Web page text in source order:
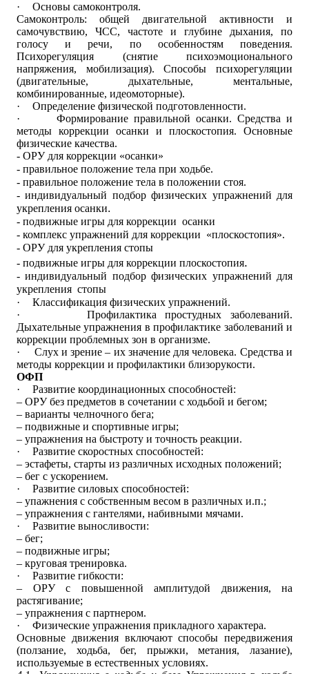
·
Основы самоконтроля.
Самоконтроль: общей двигательной активности и
самочувствию, ЧСС, частоте и глубине дыхания, по
голосу и речи, по особенностям поведения.
Психорегуляция (снятие психоэмоционального
напряжения, мобилизация). Способы психорегуляции
(двигательные, дыхательные, ментальные,
комбинированные, идеомоторные).
·
Определение физической подготовленности.
·
Формирование правильной осанки. Средства и
методы коррекции осанки и плоскостопия. Основные
физические качества.
- ОРУ для коррекции «осанки»
- правильное положение тела при ходьбе.
- правильное положение тела в положении стоя.
- индивидуальный подбор физических упражнений для
укрепления осанки.
- подвижные игры для коррекции осанки
- комплекс упражнений для коррекции «плоскостопия».
- ОРУ для укрепления стопы
- подвижные игры для коррекции плоскостопия.
- индивидуальный подбор физических упражнений для
укрепления стопы
·
Классификация физических упражнений.
·
Профилактика простудных заболеваний.
Дыхательные упражнения в профилактике заболеваний и
коррекции проблемных зон в организме.
·
Слух и зрение – их значение для человека. Средства и
методы коррекции и профилактики близорукости.
ОФП
·
Развитие координационных способностей:
– ОРУ без предметов в сочетании с ходьбой и бегом;
– варианты челночного бега;
– подвижные и спортивные игры;
– упражнения на быстроту и точность реакции.
·
Развитие скоростных способностей:
– эстафеты, старты из различных исходных положений;
– бег с ускорением.
·
Развитие силовых способностей:
– упажнения с собственным весом в различных и.п.;
– упражнения с гантелями, набивными мячами.
·
Развитие выносливости:
– бег;
– подвижные игры;
– круговая тренировка.
·
Развитие гибкости:
– ОРУ с повышенной амплитудой движения, на
растягивание;
– упражнения с партнером.
·
Физические упражнения прикладного характера.
Основные движения включают способы передвижения
(ползание, ходьба, бег, прыжки, метания, лазание),
используемые в естественных условиях.